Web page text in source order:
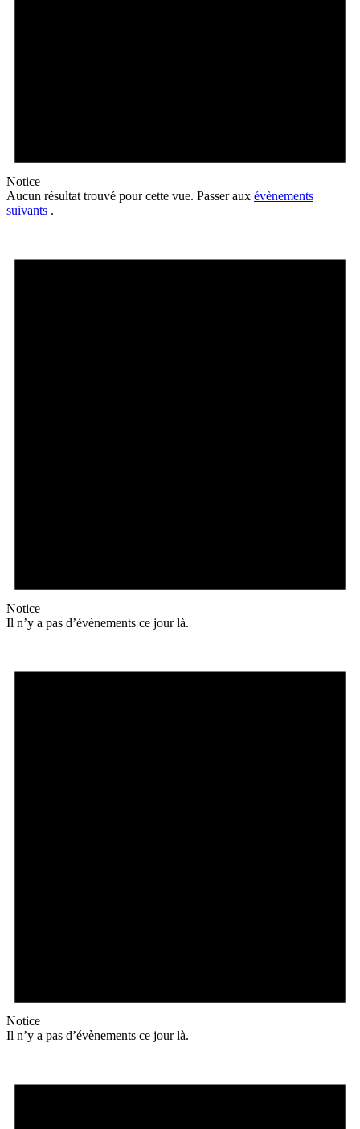
Notice
Aucun résultat trouvé pour cette vue. Passer aux évènements
suivants .
Notice
Il n’y a pas d’évènements ce jour là.
Notice
Il n’y a pas d’évènements ce jour là.